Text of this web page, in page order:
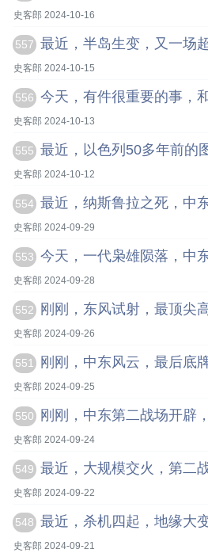
史客郎 2024-10-16
557 最近，半岛生变，又一场
史客郎 2024-10-15
556 今天，有件很重要的事，
史客郎 2024-10-13
555 最近，以色列50多年前的
史客郎 2024-10-12
554 最近，纳斯鲁拉之死，中
史客郎 2024-09-29
553 今天，一代枭雄陨落，中
史客郎 2024-09-28
552 刚刚，东风试射，最顶尖
史客郎 2024-09-26
551 刚刚，中东风云，最后底
史客郎 2024-09-25
550 刚刚，中东第二战场开辟
史客郎 2024-09-24
549 最近，大规模交火，第二
史客郎 2024-09-22
548 最近，杀机四起，地缘大
史客郎 2024-09-21